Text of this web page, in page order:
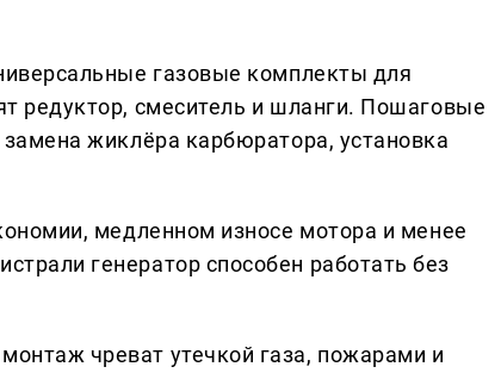
газовые комплекты для
редуктор, смеситель и шланги. Пошаговые
жиклёра карбюратора, установка
медленном износе мотора и менее
генератор способен работать без
чреват утечкой газа, пожарами и